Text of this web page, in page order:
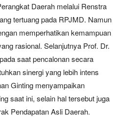
Daerah melalui Renstra
tertuang pada RPJMD. Namun
memperhatikan kemampuan
rasional. Selanjutnya Prof. Dr.
saat pencalonan secara
sinergi yang lebih intens
Ginting menyampaikan
saat ini, selain hal tersebut juga
Pendapatan Asli Daerah.